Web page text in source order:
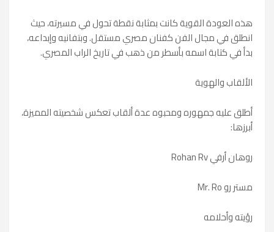
هذه العودة القوية كانت بمثابة نقطة تحول في مسيرته، حيث
انطلق في مجال الفن كفنان مصري مستقل. وبتفانيه وإبداعه،
بدأ في كتابة اسمه بأسطر من ذهب في تاريخ الراب المصري.
الألقاب والهوية
أطلق عليه جمهوره ومحبوه عدة ألقاب تعكس شخصيته المميزة،
أبرزها:
روهان أرفي Rohan Rv
مستر رو Mr. Ro
رؤيته وأحلامه